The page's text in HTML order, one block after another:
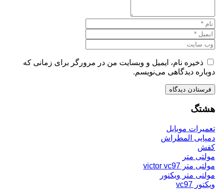
ذخیره نام، ایمیل و وبسایت من در مرورگر برای زمانی که
دوباره دیدگاهی می‌نویسم.
هشتگ
تعمیرات موبایل
دمپایی المطراش
کفش
مولتی متر
مولتی متر victor vc97
مولتی متر ویکتور
ویکتور vc97